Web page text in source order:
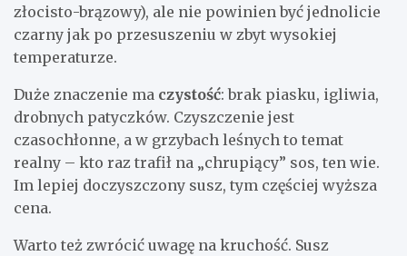
złocisto-brązowy), ale nie powinien być jednolicie
czarny jak po przesuszeniu w zbyt wysokiej
temperaturze.
Duże znaczenie ma czystość: brak piasku, igliwia,
drobnych patyczków. Czyszczenie jest
czasochłonne, a w grzybach leśnych to temat
realny – kto raz trafił na „chrupiący” sos, ten wie.
Im lepiej doczyszczony susz, tym częściej wyższa
cena.
Warto też zwrócić uwagę na kruchość. Susz